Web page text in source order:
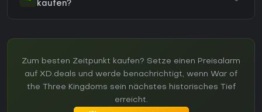
kaufen?
Zum besten Zeitpunkt kaufen? Setze einen Preisalarm
auf XD.deals und werde benachrichtigt, wenn War of
the Three Kingdoms sein nächstes historisches Tief
erreicht.